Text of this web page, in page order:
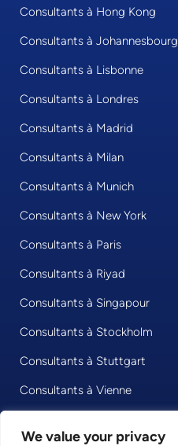
We value your privacy
Consultants à Hong Kong
Consultants à Johannesbourg
Consultants à Lisbonne
Consultants à Londres
Consultants à Madrid
Consultants à Milan
Consultants à Munich
Consultants à New York
Consultants à Paris
Consultants à Riyad
Consultants à Singapour
Consultants à Stockholm
Consultants à Stuttgart
Consultants à Vienne